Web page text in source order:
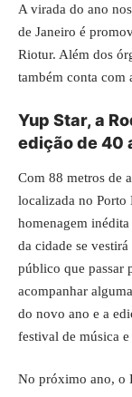
A virada do ano
de Janeiro é
Riotur. Além dos
também conta com
Yup Star, a
edição de 40
Com 88 metros de
localizada no Porto
homenagem
da cidade se
público que passar
acompanhar
do novo ano e a
festival de música
No próximo ano, o